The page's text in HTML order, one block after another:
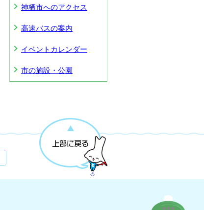
神栖市へのアクセス
高速バスの案内
イベントカレンダー
市の施設・公園